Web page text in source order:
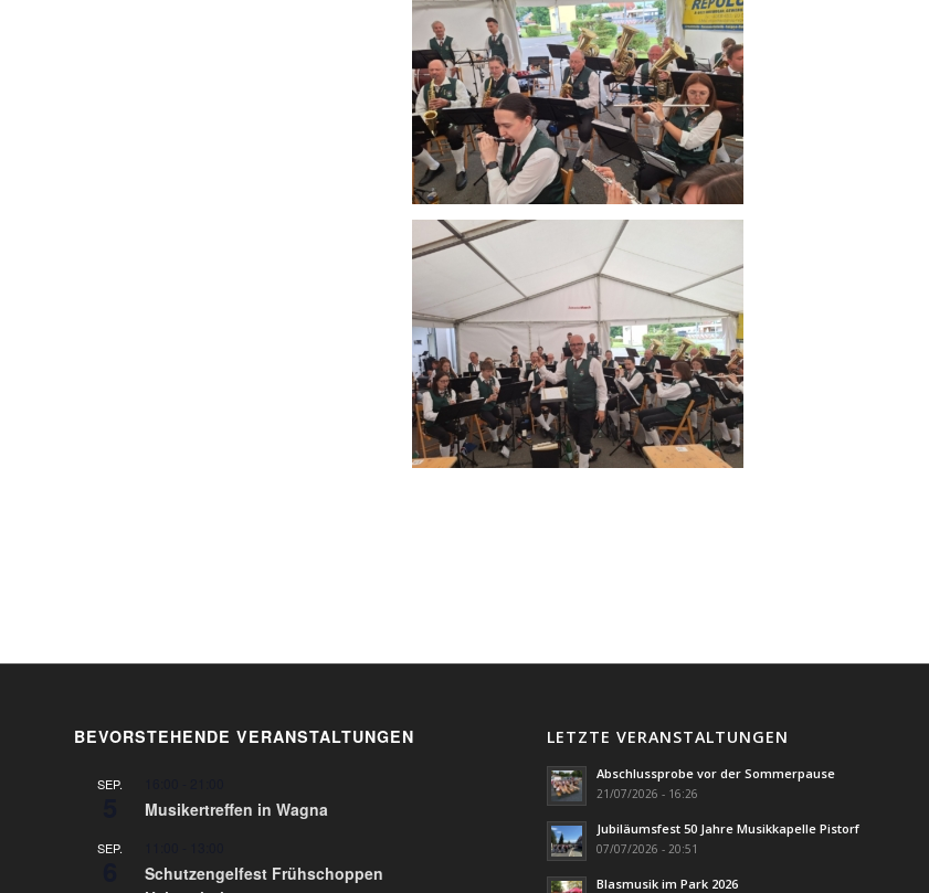
BEVORSTEHENDE VERANSTALTUNGEN
SEP.
Musikertreffen in Wagna
SEP.
Schutzengelfest Frühschoppen
LETZTE VERANSTALTUNGEN
Abschlussprobe vor der Sommerpause
21/07/2026 - 16:26
Jubiläumsfest 50 Jahre Musikkapelle Pistorf
07/07/2026 - 20:51
Blasmusik im Park 2026